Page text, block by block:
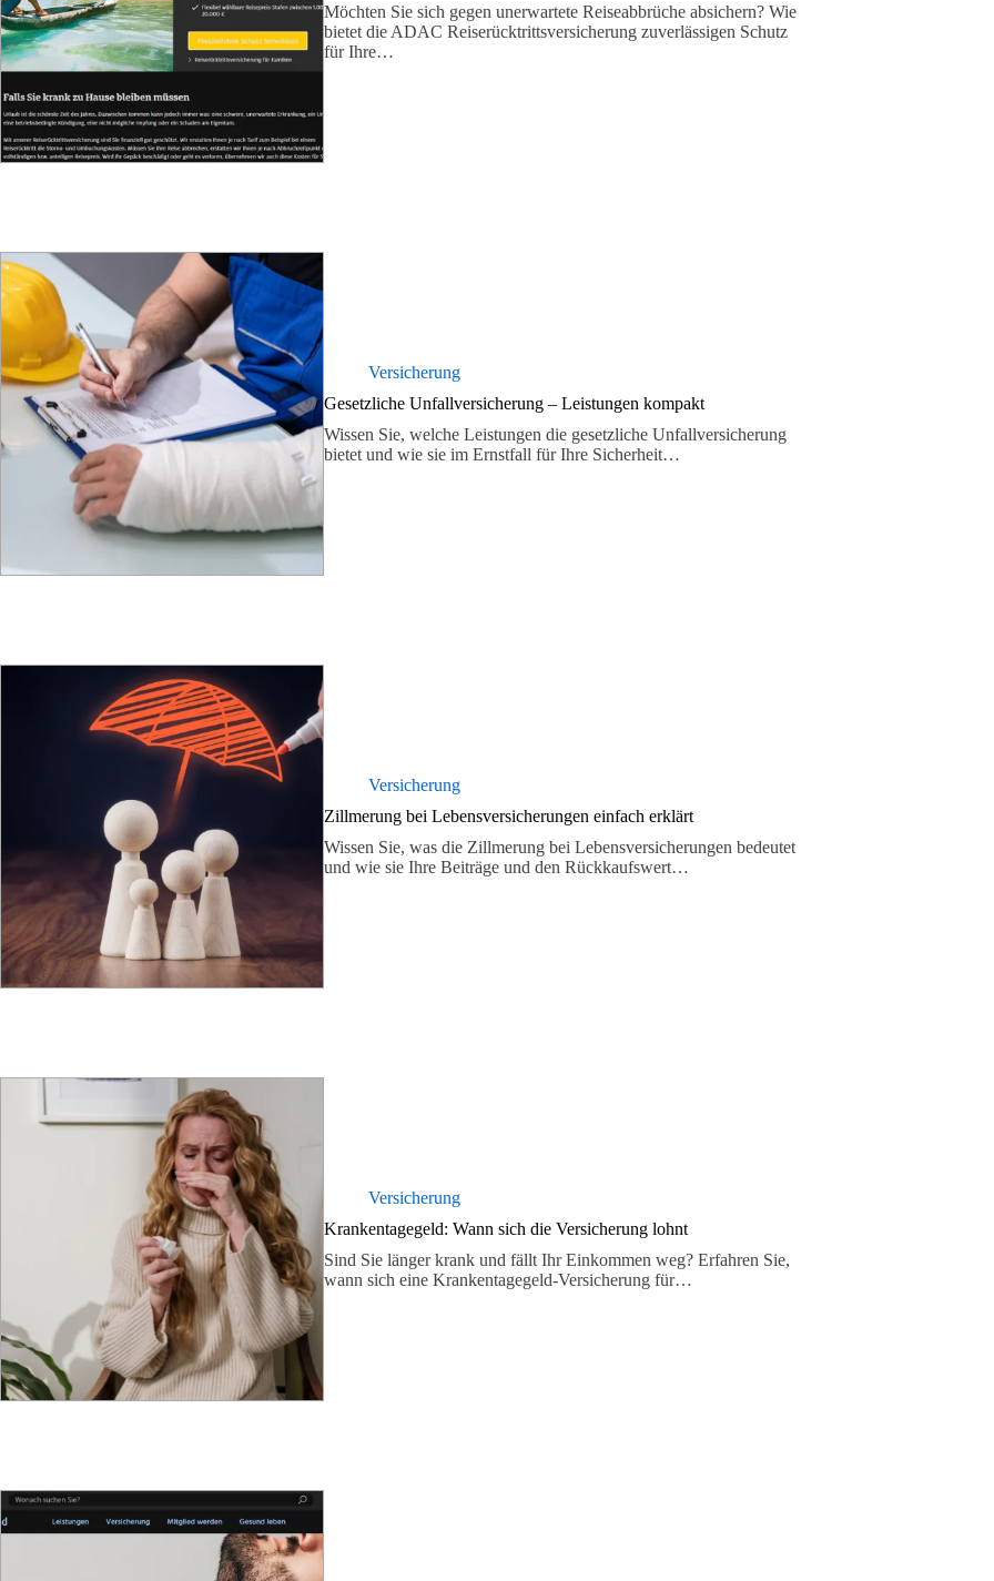
Möchten Sie sich gegen unerwartete Reiseabbrüche absichern? Wie
bietet die ADAC Reiserücktrittsversicherung zuverlässigen Schutz
für Ihre…
Versicherung
Gesetzliche Unfallversicherung – Leistungen kompakt
Wissen Sie, welche Leistungen die gesetzliche Unfallversicherung
bietet und wie sie im Ernstfall für Ihre Sicherheit…
Versicherung
Zillmerung bei Lebensversicherungen einfach erklärt
Wissen Sie, was die Zillmerung bei Lebensversicherungen bedeutet
und wie sie Ihre Beiträge und den Rückkaufswert…
Versicherung
Krankentagegeld: Wann sich die Versicherung lohnt
Sind Sie länger krank und fällt Ihr Einkommen weg? Erfahren Sie,
wann sich eine Krankentagegeld-Versicherung für…